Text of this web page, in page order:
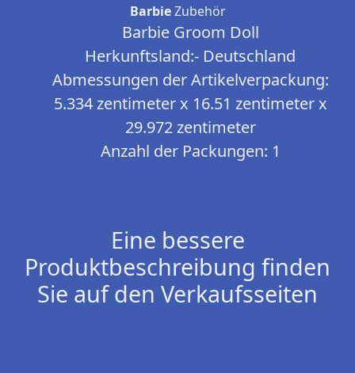
BarbieZubehör
Barbie Groom Doll
Herkunftsland:- Deutschland
Abmessungen der Artikelverpackung:
5.334 zentimeter x 16.51 zentimeter x
29.972 zentimeter
Anzahl der Packungen: 1
Eine bessere
Produktbeschreibung finden
Sie auf den Verkaufsseiten